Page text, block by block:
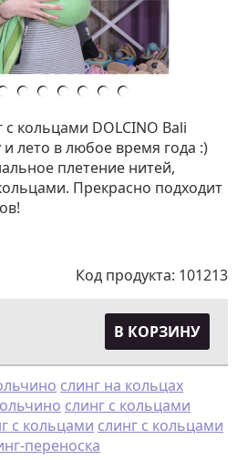
кольцами DOLCINO Bali
лето в любое время года :)
плетение нитей,
Прекрасно подходит
Код продукта: 101213
В КОРЗИНУ
слинг на кольцах
слинг с кольцами
с кольцами слинг с кольцами
переноска